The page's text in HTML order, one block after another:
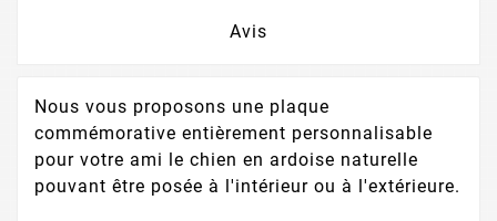
Avis
Nous vous proposons une plaque
commémorative entièrement personnalisable
pour votre ami le chien en ardoise naturelle
pouvant être posée à l'intérieur ou à l'extérieure.